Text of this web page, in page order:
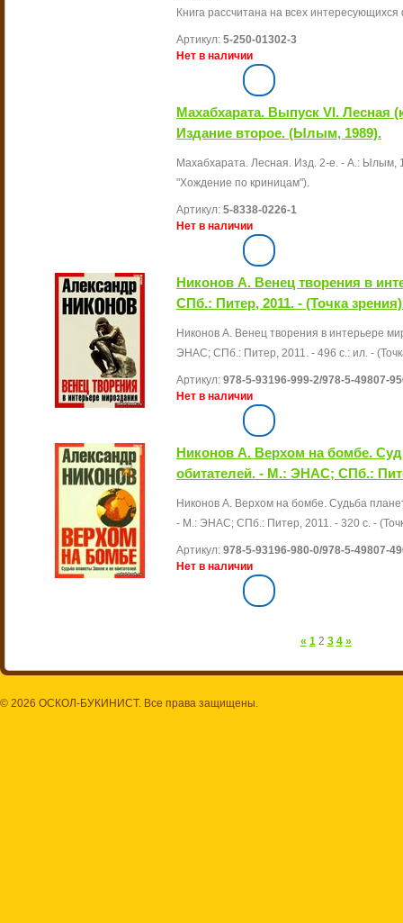
Книга рассчитана на всех
Артикул: 5-250-01302-3
Нет в наличии
Махабхарата. Выпуск VI. Лесная
Издание второе. (Ылым, 1989).
Махабхарата. Лесная. Изд. 2-е. - А.: Ылым,
"Хождение по криницам").
Артикул: 5-8338-0226-1
Нет в наличии
Никонов А. Венец творения в
СПб.: Питер, 2011. - (Точка
Никонов А. Венец творения в интерьере
ЭНАС; СПб.: Питер, 2011. - 496 с.: ил. -
Артикул: 978-5-93196-999-2/978-5-49807-
Нет в наличии
Никонов А. Верхом на бомбе.
обитателей. - М.: ЭНАС; СПб.:
Никонов А. Верхом на бомбе. Судьба
- М.: ЭНАС; СПб.: Питер, 2011. - 320 с. -
Артикул: 978-5-93196-980-0/978-5-49807-
Нет в наличии
« 1 2 3 4 »
© 2026 ОСКОЛ-БУКИНИСТ. Все права защищены.